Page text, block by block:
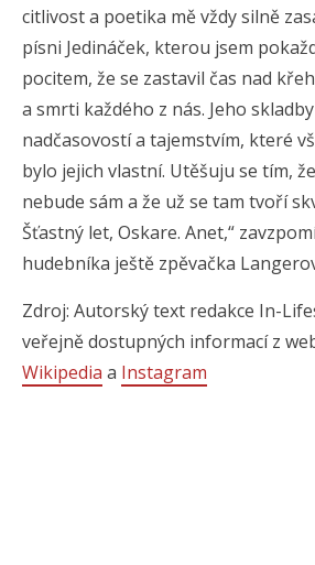
citlivost a poetika mě vždy silně
písni Jedináček, kterou jsem
pocitem, že se zastavil čas nad
a smrti každého z nás. Jeho
nadčasovostí a tajemstvím, které
bylo jejich vlastní. Utěšuju se tím,
nebude sám a že už se tam tvoří
Šťastný let, Oskare. Anet,“
hudebníka ještě zpěvačka
Zdroj: Autorský text redakce In-
veřejně dostupných informací z
Wikipedia a Instagram